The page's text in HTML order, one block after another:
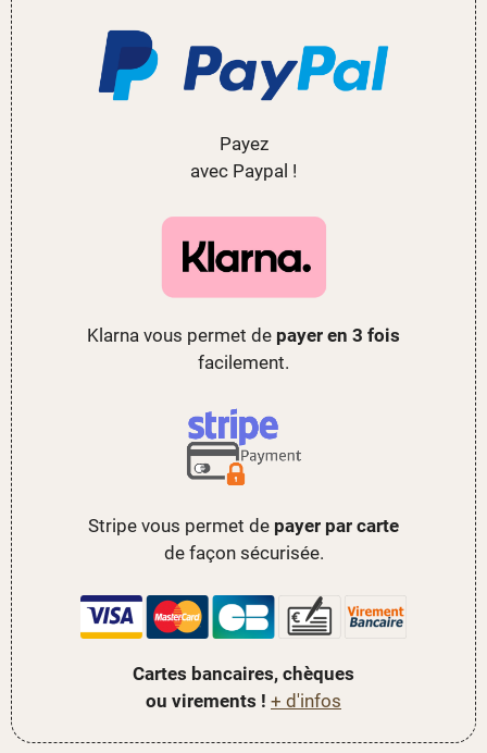
Payez
avec Paypal !
Klarna vous permet de payer en 3 fois
facilement.
Stripe vous permet de payer par carte
de façon sécurisée.
Cartes bancaires, chèques
ou virements ! + d'infos